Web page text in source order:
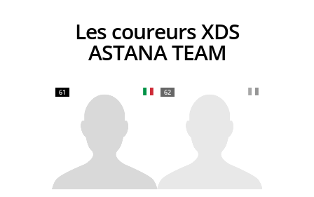
Les coureurs XDS
ASTANA TEAM
61 62